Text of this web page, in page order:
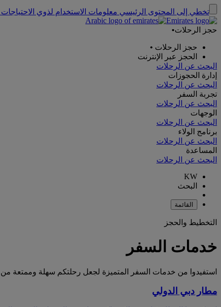
تخطي إلى المحتوى الرئيسي معلومات الاستخدام لذوي
حجز الرحلات•
حجز الرحلات •
الحجز عبر الإنترنت
البحث عن الرحلات
إدارة الحجوزات
البحث عن الرحلات
تجربة السفر
البحث عن الرحلات
الوجهات
البحث عن الرحلات
برنامج الولاء
البحث عن الرحلات
المساعدة
البحث عن الرحلات
KW
البحث
القائمة
التخطيط والحجز
خدمات السفر
استفيدوا من خدمات السفر المتميزة لجعل رحلتكم سهلة وممتعة من
مطار دبي الدولي